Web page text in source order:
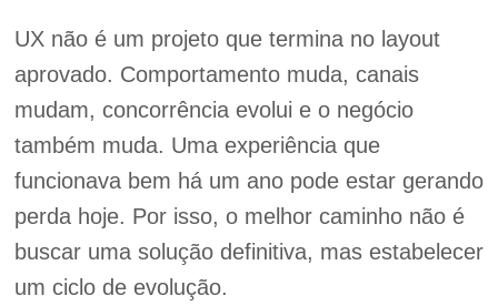
UX não é um projeto que termina no layout
aprovado. Comportamento muda, canais
mudam, concorrência evolui e o negócio
também muda. Uma experiência que
funcionava bem há um ano pode estar gerando
perda hoje. Por isso, o melhor caminho não é
buscar uma solução definitiva, mas estabelecer
um ciclo de evolução.